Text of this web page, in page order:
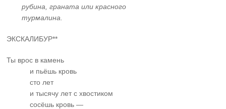
рубина, граната или красного
турмалина.
ЭКСКАЛИБУР**
Ты врос в камень
и пьёшь кровь
……….сто лет
и тысячу лет с хвостиком
……….сосёшь кровь —